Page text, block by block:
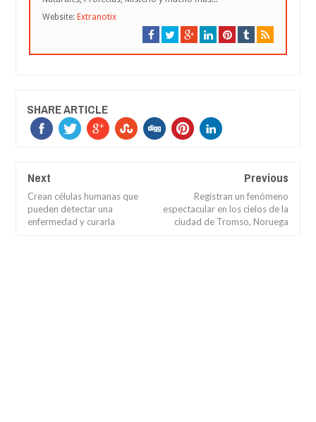
Website: Extranotix
SHARE ARTICLE
Next
Crean células humanas que
pueden detectar una
enfermedad y curarla
Previous
Registran un fenómeno
espectacular en los cielos de la
ciudad de Tromso, Noruega